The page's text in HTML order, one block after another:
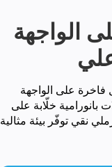
الواجهة
على الواجهة
بانورامية خلّابة على
نقي توفّر بيئة مثالية